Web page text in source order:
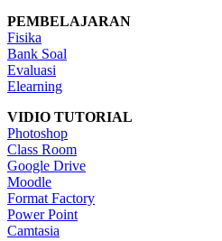
PEMBELAJARAN
Fisika
Bank Soal
Evaluasi
Elearning
VIDIO TUTORIAL
Photoshop
Class Room
Google Drive
Moodle
Format Factory
Power Point
Camtasia